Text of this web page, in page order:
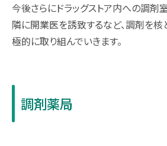
今後さらにドラッグストア内への調剤
隣に開業医を誘致するなど、調剤を核
極的に取り組んでいきます。
調剤薬局